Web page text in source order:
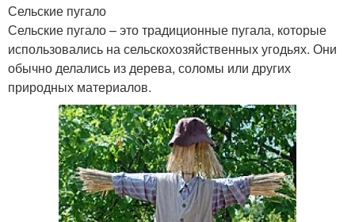
Сельские пугало
Сельские пугало – это традиционные пугала, которые
использовались на сельскохозяйственных угодьях. Они
обычно делались из дерева, соломы или других
природных материалов.